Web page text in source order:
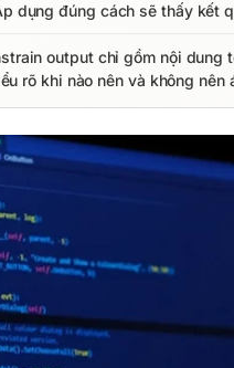
dụng đúng cách sẽ thấy kết
output chỉ gồm nội
rõ khi nào nên và không nên